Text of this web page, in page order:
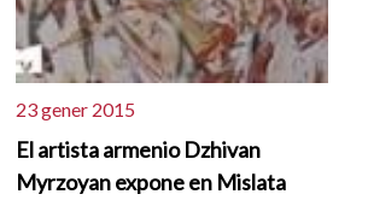
23 gener 2015
El artista armenio Dzhivan
Myrzoyan expone en Mislata